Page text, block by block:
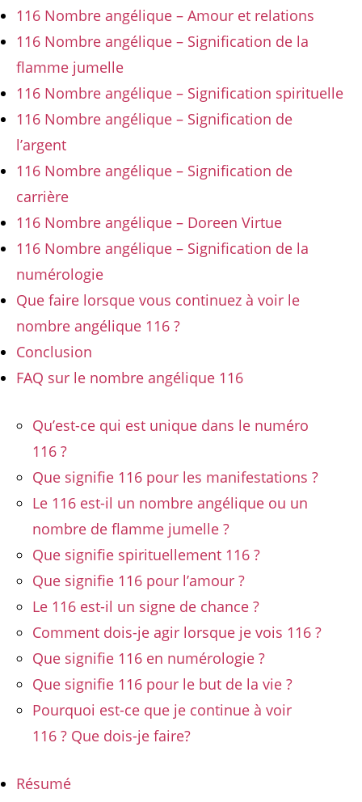
116 Nombre angélique – Amour et relations
116 Nombre angélique – Signification de la
flamme jumelle
116 Nombre angélique – Signification spirituelle
116 Nombre angélique – Signification de
l’argent
116 Nombre angélique – Signification de
carrière
116 Nombre angélique – Doreen Virtue
116 Nombre angélique – Signification de la
numérologie
Que faire lorsque vous continuez à voir le
nombre angélique 116 ?
Conclusion
FAQ sur le nombre angélique 116
Qu’est-ce qui est unique dans le numéro
116 ?
Que signifie 116 pour les manifestations ?
Le 116 est-il un nombre angélique ou un
nombre de flamme jumelle ?
Que signifie spirituellement 116 ?
Que signifie 116 pour l’amour ?
Le 116 est-il un signe de chance ?
Comment dois-je agir lorsque je vois 116 ?
Que signifie 116 en numérologie ?
Que signifie 116 pour le but de la vie ?
Pourquoi est-ce que je continue à voir
116 ? Que dois-je faire?
Résumé